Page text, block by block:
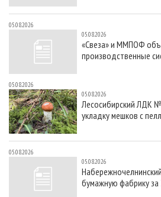
05.08.2026
05.08.2026
«Свеза» и ММПОФ
производственные
05.08.2026
05.08.2026
Лесосибирский ЛДК
укладку мешков с
05.08.2026
05.08.2026
бумажную фабрику за